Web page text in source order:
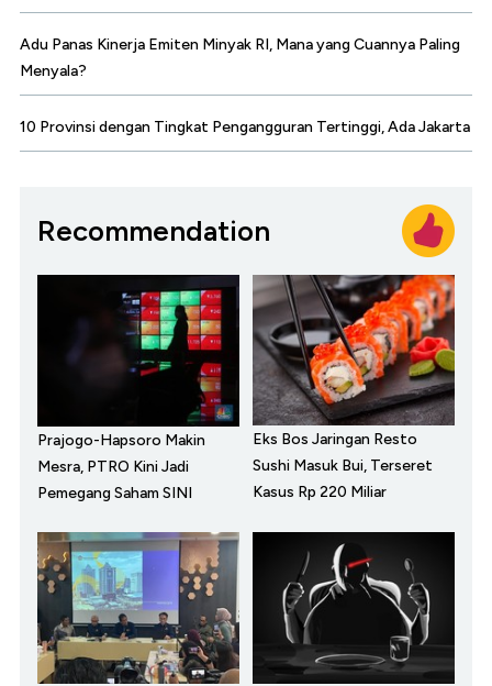
Adu Panas Kinerja Emiten Minyak RI, Mana yang Cuannya Paling
Menyala?
10 Provinsi dengan Tingkat Pengangguran Tertinggi, Ada Jakarta
Recommendation
Prajogo-Hapsoro Makin
Mesra, PTRO Kini Jadi
Pemegang Saham SINI
Eks Bos Jaringan Resto
Sushi Masuk Bui, Terseret
Kasus Rp 220 Miliar